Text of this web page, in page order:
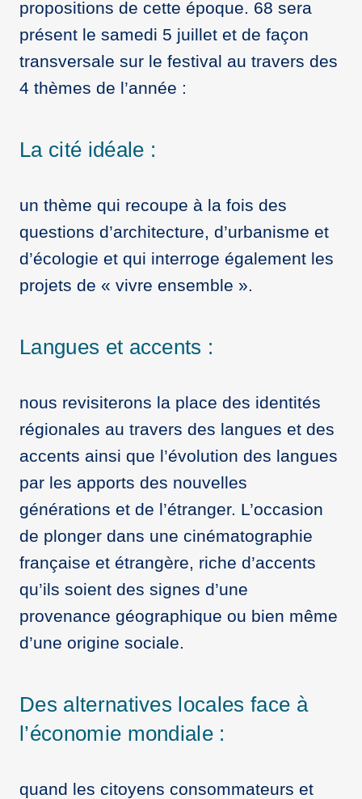
propositions de cette époque. 68 sera
présent le samedi 5 juillet et de façon
transversale sur le festival au travers des
4 thèmes de l’année :
La cité idéale :
un thème qui recoupe à la fois des
questions d’architecture, d’urbanisme et
d’écologie et qui interroge également les
projets de « vivre ensemble ».
Langues et accents :
nous revisiterons la place des identités
régionales au travers des langues et des
accents ainsi que l’évolution des langues
par les apports des nouvelles
générations et de l’étranger. L’occasion
de plonger dans une cinématographie
française et étrangère, riche d’accents
qu’ils soient des signes d’une
provenance géographique ou bien même
d’une origine sociale.
Des alternatives locales face à
l’économie mondiale :
quand les citoyens consommateurs et